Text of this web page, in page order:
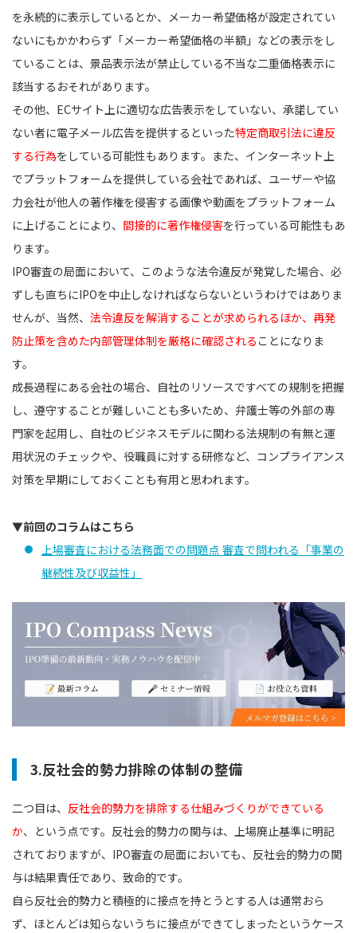
を永続的に表示しているとか、メーカー希望価格が設定されてい
ないにもかかわらず「メーカー希望価格の半額」などの表示をし
ていることは、景品表示法が禁止している不当な二重価格表示に
該当するおそれがあります。
その他、ECサイト上に適切な広告表示をしていない、承諾してい
ない者に電子メール広告を提供するといった特定商取引法に違反
する行為をしている可能性もあります。また、インターネット上
でプラットフォームを提供している会社であれば、ユーザーや協
力会社が他人の著作権を侵害する画像や動画をプラットフォーム
に上げることにより、 間接的に著作権侵害を行っている可能性もあ
ります。
IPO審査の局面において、このような法令違反が発覚した場合、必
ずしも直ちにIPOを中止しなければならないというわけではありま
せんが、当然、 法令違反を解消することが求められるほか、再発
防止策を含めた内部管理体制を厳格に確認される ことになりま
す。
成長過程にある会社の場合、自社のリソースですべての規制を把握
し、遵守することが難しいことも多いため、弁護士等の外部の専
門家を起用し、自社のビジネスモデルに関わる法規制の有無と運
用状況のチェックや、役職員に対する研修など、コンプライアンス
対策を早期にしておくことも有用と思われます。
▼前回のコラムはこちら
上場審査における法務面での問題点 審査で問われる「事業の
継続性及び収益性」
3.反社会的勢力排除の体制の整備
二つ目は、 反社会的勢力を排除する仕組みづくりができている
か、という点です。反社会的勢力の関与は、上場廃止基準に明記
されておりますが、IPO審査の局面においても、反社会的勢力の関
与は結果責任であり、致命的です。
自ら反社会的勢力と積極的に接点を持とうとする人は通常おら
ず、ほとんどは知らないうちに接点ができてしまったというケース